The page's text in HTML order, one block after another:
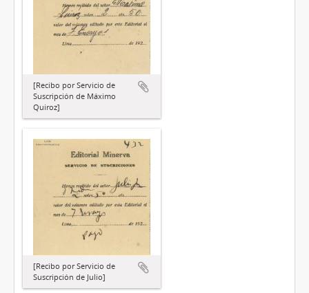
[Recibo por Servicio de
Suscripción de Máximo
Quiroz]
[Recibo por Servicio de
Suscripción de Julio]